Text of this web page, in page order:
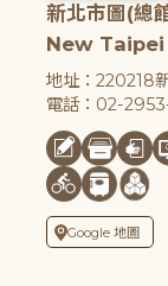
新北市圖(總
New
地址：220218
電話：02-
Google 地圖